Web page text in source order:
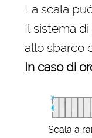
La scala
Il sistema
allo sbarco
In caso di
Scala a